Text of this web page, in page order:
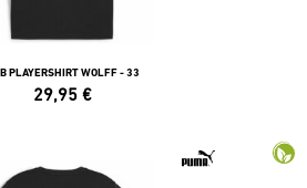
PLAYERSHIRT WOLFF - 33
29,95 €